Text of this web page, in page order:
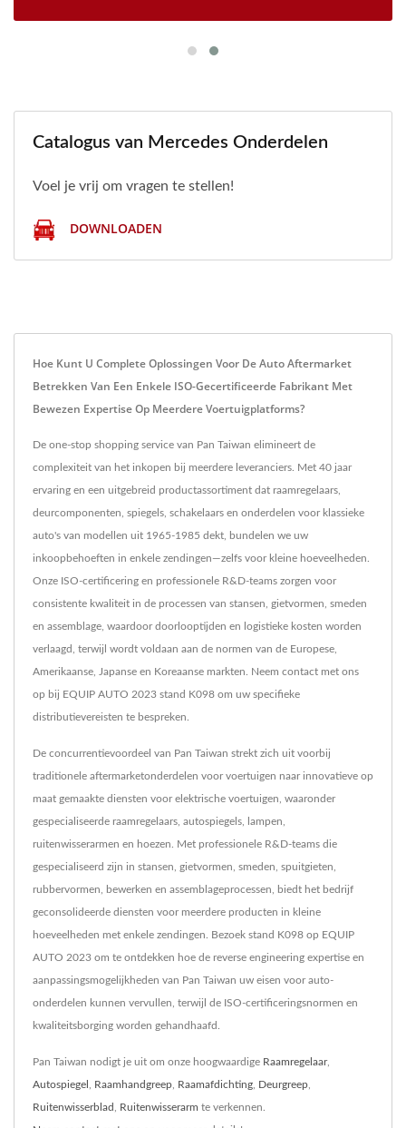
Catalogus van Mercedes Onderdelen
Voel je vrij om vragen te stellen!
DOWNLOADEN
Hoe Kunt U Complete Oplossingen Voor De Auto Aftermarket
Betrekken Van Een Enkele ISO-Gecertificeerde Fabrikant Met
Bewezen Expertise Op Meerdere Voertuigplatforms?
De one-stop shopping service van Pan Taiwan elimineert de
complexiteit van het inkopen bij meerdere leveranciers. Met 40 jaar
ervaring en een uitgebreid productassortiment dat raamregelaars,
deurcomponenten, spiegels, schakelaars en onderdelen voor klassieke
auto's van modellen uit 1965-1985 dekt, bundelen we uw
inkoopbehoeften in enkele zendingen—zelfs voor kleine hoeveelheden.
Onze ISO-certificering en professionele R&D-teams zorgen voor
consistente kwaliteit in de processen van stansen, gietvormen, smeden
en assemblage, waardoor doorlooptijden en logistieke kosten worden
verlaagd, terwijl wordt voldaan aan de normen van de Europese,
Amerikaanse, Japanse en Koreaanse markten. Neem contact met ons
op bij EQUIP AUTO 2023 stand K098 om uw specifieke
distributievereisten te bespreken.
De concurrentievoordeel van Pan Taiwan strekt zich uit voorbij
traditionele aftermarketonderdelen voor voertuigen naar innovatieve op
maat gemaakte diensten voor elektrische voertuigen, waaronder
gespecialiseerde raamregelaars, autospiegels, lampen,
ruitenwisserarmen en hoezen. Met professionele R&D-teams die
gespecialiseerd zijn in stansen, gietvormen, smeden, spuitgieten,
rubbervormen, bewerken en assemblageprocessen, biedt het bedrijf
geconsolideerde diensten voor meerdere producten in kleine
hoeveelheden met enkele zendingen. Bezoek stand K098 op EQUIP
AUTO 2023 om te ontdekken hoe de reverse engineering expertise en
aanpassingsmogelijkheden van Pan Taiwan uw eisen voor auto-
onderdelen kunnen vervullen, terwijl de ISO-certificeringsnormen en
kwaliteitsborging worden gehandhaafd.
Pan Taiwan nodigt je uit om onze hoogwaardige Raamregelaar,
Autospiegel Raamhandgreep Raamafdichting Deurgreep
Ruitenwisserblad Ruitenwisserarm te verkennen.